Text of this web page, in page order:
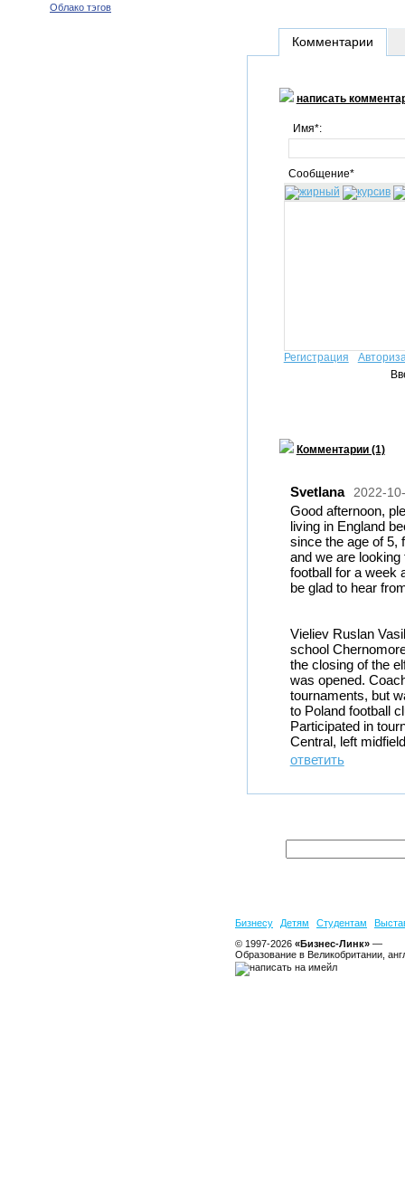
Облако тэгов
Комментарии
написать
Имя*:
Сообщение*
Регистрация
Комментарии (1)
Svetlana 2022-
Good afternoon,
living in England
since the age of 5,
and we are
football for a week
be glad to hear
Vieliev Ruslan
school
the closing of the
was opened.
tournaments, but
to Poland football
Participated in
Central, left
ответить
Бизнесу Детям Студентам
© 1997-2026 «Бизнес-Линк» —
Образование в Великобритании,